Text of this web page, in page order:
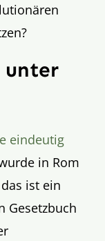
unter
eindeutig
in Rom
ist ein
Gesetzbuch